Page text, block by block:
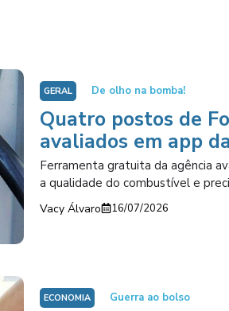
GERAL De olho na bomba!
Quatro postos de
avaliados em app
Ferramenta gratuita da agência
a qualidade do combustível e
Vacy Álvaro 16/07/2026
ECONOMIA Guerra ao bolso